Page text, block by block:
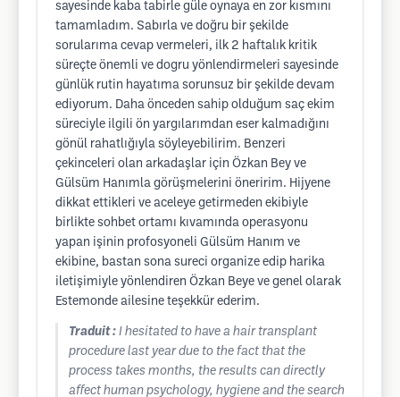
sayesinde kaba tabirle güle oynaya en zor kısmını
tamamladım. Sabırla ve doğru bir şekilde
sorularıma cevap vermeleri, ilk 2 haftalık kritik
süreçte önemli ve dogru yönlendirmeleri sayesinde
günlük rutin hayatıma sorunsuz bir şekilde devam
ediyorum. Daha önceden sahip olduğum saç ekim
süreciyle ilgili ön yargılarımdan eser kalmadığını
gönül rahatlığıyla söyleyebilirim. Benzeri
çekinceleri olan arkadaşlar için Özkan Bey ve
Gülsüm Hanımla görüşmelerini öneririm. Hijyene
dikkat ettikleri ve aceleye getirmeden ekibiyle
birlikte sohbet ortamı kıvamında operasyonu
yapan işinin profosyoneli Gülsüm Hanım ve
ekibine, bastan sona sureci organize edip harika
iletişimiyle yönlendiren Özkan Beye ve genel olarak
Estemonde ailesine teşekkür ederim.
Traduit : I hesitated to have a hair transplant
procedure last year due to the fact that the
process takes months, the results can directly
affect human psychology, hygiene and the search